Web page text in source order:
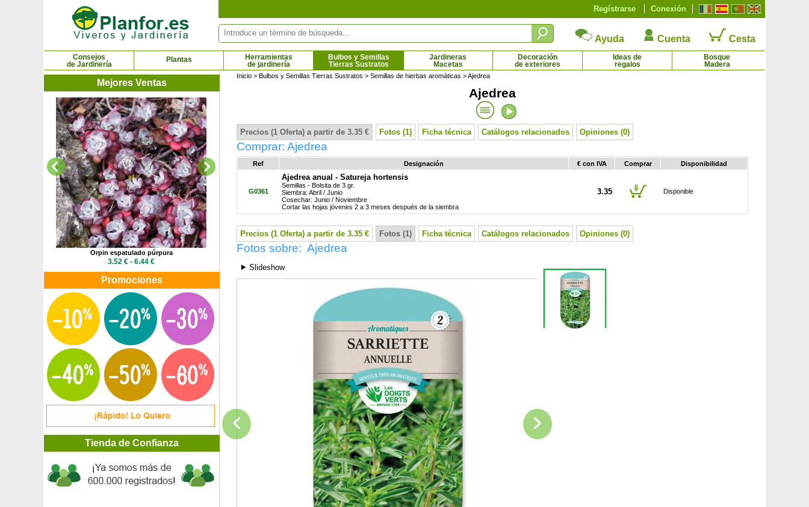
Conexión
Regístrarse
Ayuda Cuenta Cesta
Consejos
de Jardinería
Plantas
Herramientas
de jardinería
Bulbos y Semillas
Tierras Sustratos
Jardineras
Macetas
Decoración
de exteriores
Ideas de
regalos
Bosque
Madera
Mejores Ventas
Orpin espatulado púrpura
3.52 € - 6.44 €
Promociones
Tienda de Confianza
Inicio > Bulbos y Semillas Tierras Sustratos > Semillas de hierbas aromáticas > Ajedrea
Ajedrea
Precios (1 Oferta) a partir de 3.35 € Fotos (1) Ficha técnica Catálogos relacionados Opiniones (0)
Comprar: Ajedrea
Ref Designación € con IVA Comprar Disponibilidad
G0361
Ajedrea anual - Satureja hortensis
Semillas - Bolsita de 3 gr.
Siembra: Abril / Junio
Cosechar: Junio / Noviembre
Cortar las hojas jóvenes 2 a 3 meses después de la siembra
3.35 Disponible
Precios (1 Oferta) a partir de 3.35 € Fotos (1) Ficha técnica Catálogos relacionados Opiniones (0)
Fotos sobre: Ajedrea
⯈ Slideshow
Panel de gestión de cookies